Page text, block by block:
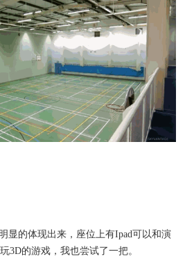
显的体现出来，座位上有Ipad可以和演
3D的游戏，我也尝试了一把。